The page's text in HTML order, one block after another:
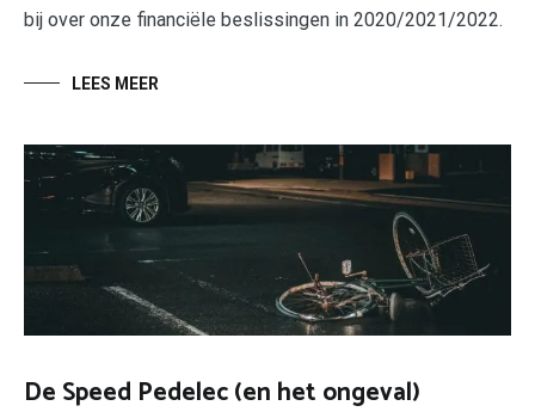
bij over onze financiële beslissingen in 2020/2021/2022.
LEES MEER
De Speed Pedelec (en het ongeval)